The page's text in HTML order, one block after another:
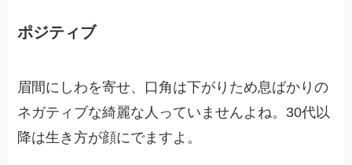
ポジティブ
眉間にしわを寄せ、口角は下がりため息ばかりの
ネガティブな綺麗な人っていませんよね。30代以
降は生き方が顔にでますよ。